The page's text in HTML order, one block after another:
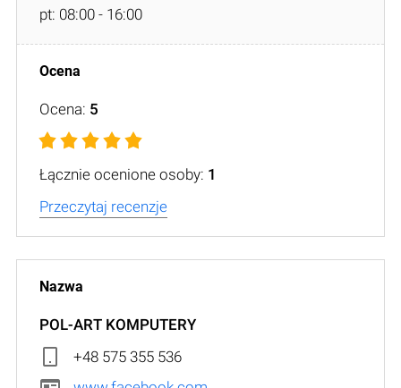
pt: 08:00 - 16:00
Ocena: 5
Łącznie ocenione osoby: 1
Przeczytaj recenzje
POL-ART KOMPUTERY
+48 575 355 536